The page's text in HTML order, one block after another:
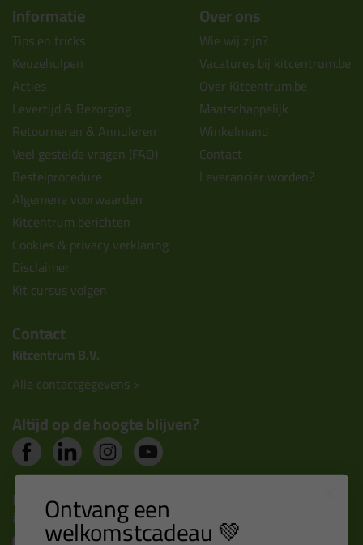
Informatie
Tips en tricks
Keuzehulpen
Acties
Levertijd & Bezorging
Retourneren & Annuleren
Veel gestelde vragen (FAQ)
Bestelprocedure
Algemene voorwaarden
Kitcentrum berichten
Cookies & privacy verklaring
Disclaimer
Kit cursus volgen
Over ons
Wie wij zijn?
Vacatures bij kitcentrum.be
Over Kitcentrum.be
Maatschappelijk
Winkelmand
Contact
Leverancier worden?
Contact
Kitcentrum B.V.
Alle contactgegevens >
Altijd op de hoogte blijven?
Nieuws, tips en exclusieve deals rechtstreeks in je
inbox Ontvang een
welkomstcadeau 💚